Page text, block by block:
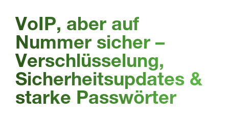
VoIP, aber auf
Nummer sicher –
Verschlüsselung,
Sicherheitsupdates &
starke Passwörter